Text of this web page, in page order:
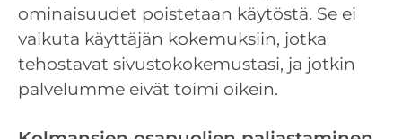
ominaisuudet poistetaan käytöstä. Se ei
vaikuta käyttäjän kokemuksiin, jotka
tehostavat sivustokokemustasi, ja jotkin
palvelumme eivät toimi oikein.